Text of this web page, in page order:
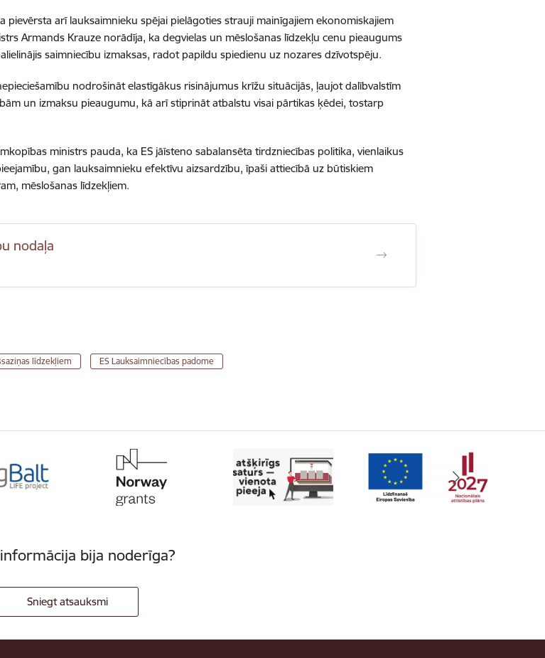
pievērsta arī lauksaimnieku spējai pielāgoties strauji mainīgajiem ekonomiskajiem
Armands Krauze norādīja, ka degvielas un mēslošanas līdzekļu cenu pieaugums
saimniecību izmaksas, radot papildu spiedienu uz nozares dzīvotspēju.
nodrošināt elastīgākus risinājumus krīžu situācijās, ļaujot dalībvalstīm
un izmaksu pieaugumu, kā arī stiprināt atbalstu visai pārtikas ķēdei, tostarp
ministrs pauda, ka ES jāīsteno sabalansēta tirdzniecības politika, vienlaikus
gan lauksaimnieku efektīvu aizsardzību, īpaši attiecībā uz būtiskiem
mēslošanas līdzekļiem.
nodaļa
līdzekļiem ES Lauksaimniecības padome
bija noderīga?
Sniegt atsauksmi